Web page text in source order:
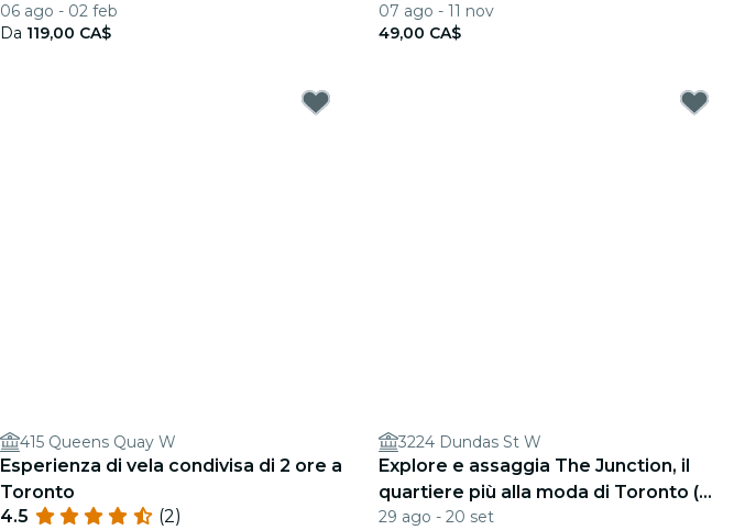
06 ago - 02 feb
Da 119,00 CA$
07 ago - 11 nov
49,00 CA$
415 Queens Quay W
Esperienza di vela condivisa di 2 ore a
Toronto
4.5
(2)
3224 Dundas St W
Explore e assaggia The Junction, il
quartiere più alla moda di Toronto (3
ore)
29 ago - 20 set